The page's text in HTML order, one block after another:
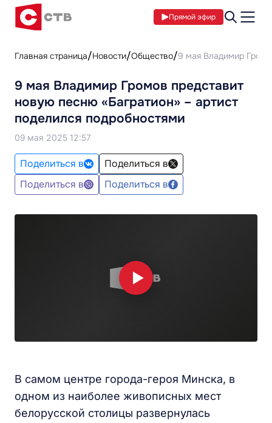
Прямой эфир
Главная страница Новости Общество 9 мая Владимир
9 мая Владимир Громов представит
новую песню «Багратион» – артист
поделился подробностями
09 мая 2025 12:57
Поделиться в
Поделиться в
Поделиться в
Поделиться в
В самом центре города-героя Минска, в
одном из наиболее живописных мест
белорусской столицы развернулась